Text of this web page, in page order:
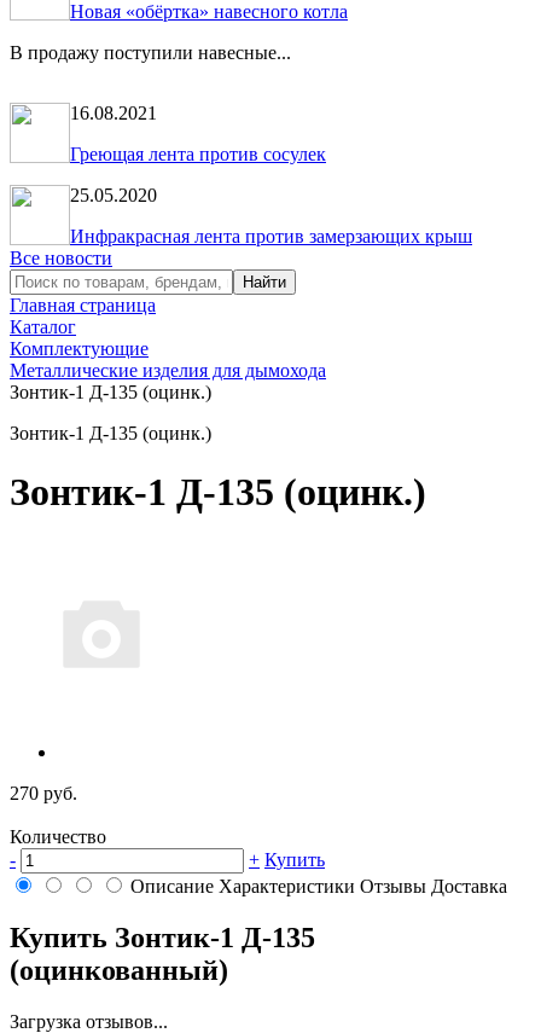
Новая «обёртка» навесного котла
В продажу поступили навесные...
16.08.2021
Греющая лента против сосулек
25.05.2020
Инфракрасная лента против замерзающих крыш
Все новости
Главная страница
Каталог
Комплектующие
Металлические изделия для дымохода
Зонтик-1 Д-135 (оцинк.)
Зонтик-1 Д-135 (оцинк.)
Зонтик-1 Д-135 (оцинк.)
270 руб.
Количество
-
+ Купить
Описание Характеристики Отзывы Доставка
Купить Зонтик-1 Д-135
(оцинкованный)
Загрузка отзывов...